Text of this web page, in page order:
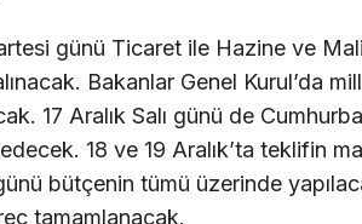
günü Ticaret ile Hazine ve
Bakanlar Genel Kurul’da
17 Aralık Salı günü de
18 ve 19 Aralık’ta teklifin
bütçenin tümü üzerinde
tamamlanacak.